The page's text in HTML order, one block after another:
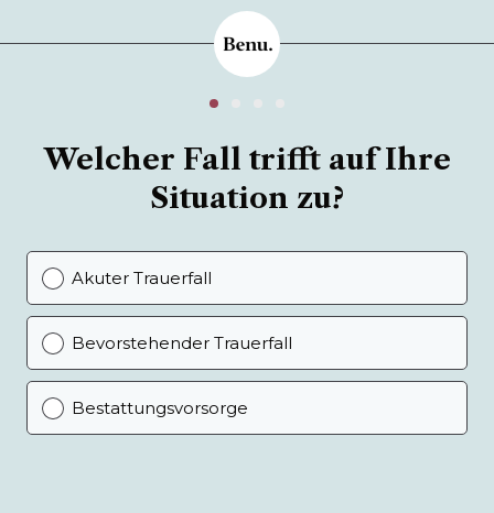
Welcher Fall trifft auf Ihre
Situation zu?
Akuter Trauerfall
Bevorstehender Trauerfall
Bestattungsvorsorge